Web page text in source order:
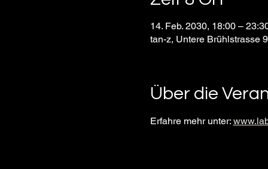
14. Feb. 2030, 18:00 –
tan-z, Untere Brühlstrasse
Über die
Erfahre mehr unter: